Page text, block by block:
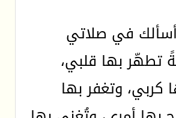
في صلاتي
تطهّر بها قلبي،
وتغفر بها